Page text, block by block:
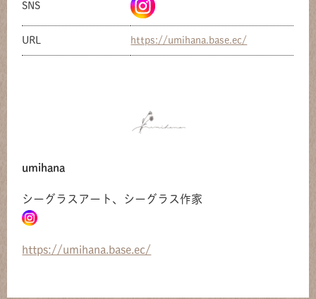
SNS
URL https://umihana.base.ec/
umihana
シーグラスアート、シーグラス作家
https://umihana.base.ec/